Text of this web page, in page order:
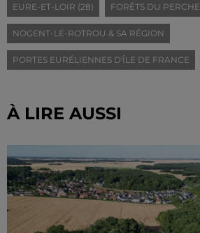
EURE-ET-LOIR (28) FORÊTS DU PERCHE
NOGENT-LE-ROTROU & SA RÉGION
PORTES EURÉLIENNES D'ÎLE DE FRANCE
À LIRE AUSSI